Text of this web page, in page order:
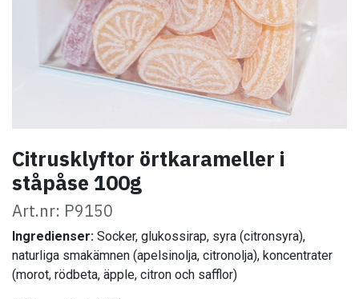
Citrusklyftor örtkarameller i
ståpåse 100g
Art.nr: P9150
Ingredienser: Socker, glukossirap, syra (citronsyra),
naturliga smakämnen (apelsinolja, citronolja), koncentrater
(morot, rödbeta, äpple, citron och safflor)